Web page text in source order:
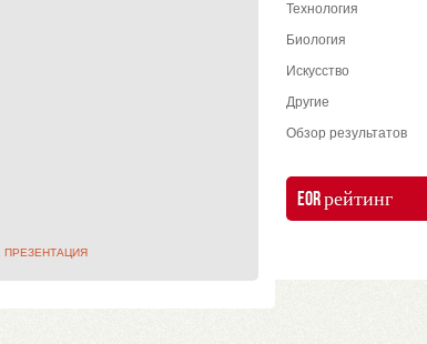
ПРЕЗЕНТАЦИЯ
Технология
Биология
Искусство
Другие
Обзор результатов
EOR рейтинг